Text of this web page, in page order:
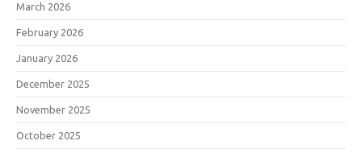
March 2026
February 2026
January 2026
December 2025
November 2025
October 2025